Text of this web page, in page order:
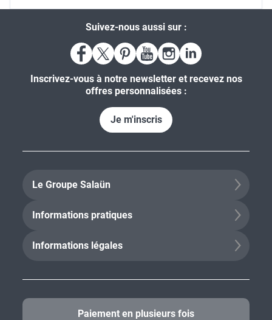
Suivez-nous aussi sur :
Inscrivez-vous à notre newsletter et recevez nos
offres personnalisées :
Je m'inscris
Le Groupe Salaün
Informations pratiques
Informations légales
Paiement en plusieurs fois